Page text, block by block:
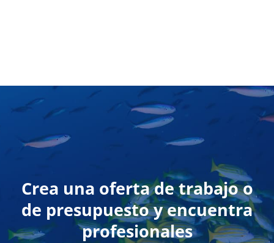
Crea una oferta de trabajo o
de presupuesto y encuentra
profesionales